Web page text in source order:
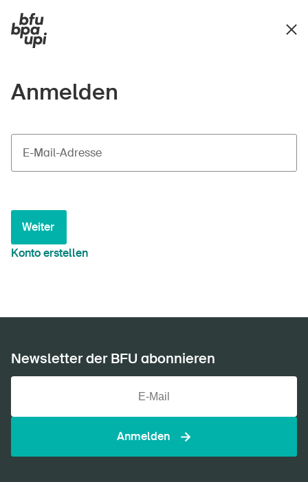
Anmelden
E-Mail-Adresse
Weiter
Konto erstellen
Newsletter der BFU abonnieren
Anmelden